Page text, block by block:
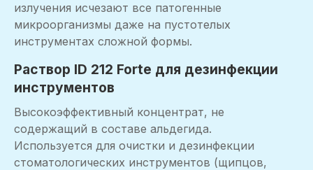
излучения исчезают все патогенные
микроорганизмы даже на пустотелых
инструментах сложной формы.
Раствор ID 212 Forte для дезинфекции
инструментов
Высокоэффективный концентрат, не
содержащий в составе альдегида.
Используется для очистки и дезинфекции
стоматологических инструментов (щипцов,